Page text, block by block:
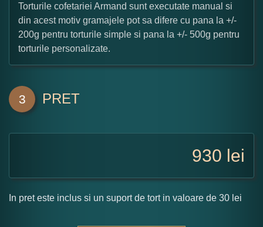
Torturile cofetariei Armand sunt executate manual si
din acest motiv gramajele pot sa difere cu pana la +/-
200g pentru torturile simple si pana la +/- 500g pentru
torturile personalizate.
3 PRET
930 lei
In pret este inclus si un suport de tort in valoare de 30 lei